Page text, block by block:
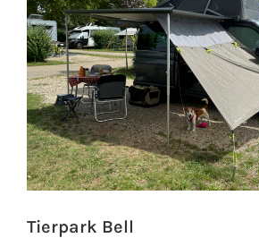
Tierpark Bell